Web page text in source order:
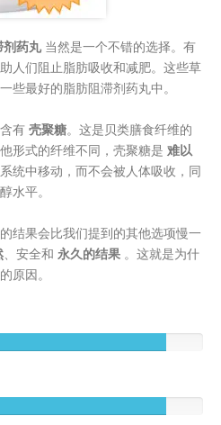
剂药丸当然是一个不错的选择。有
人们阻止脂肪吸收和减肥。这些草
些最好的脂肪阻滞剂药丸中。
有 壳聚糖。这是贝类膳食纤维的
形式的纤维不同，壳聚糖是 难以
统中移动，而不会被人体吸收，同
水平。
结果会比我们提到的其他选项慢一
、安全和 永久的结果 。这就是为什
原因。